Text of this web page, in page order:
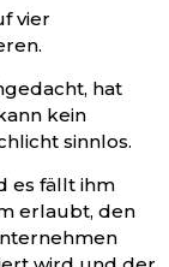
vier
hat
kein
sinnlos.
es fällt ihm
erlaubt, den